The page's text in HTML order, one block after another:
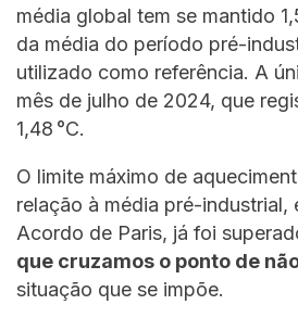
média global tem se mantido
da média do período pré-
utilizado como referência. A
mês de julho de 2024, que
1,48 °C.
O limite máximo de
relação à média pré-industrial,
Acordo de Paris, já foi
que cruzamos o ponto de
situação que se impõe.